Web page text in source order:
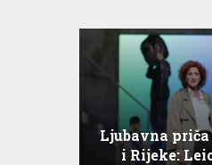
Ljubavna priča
i Rijeke: